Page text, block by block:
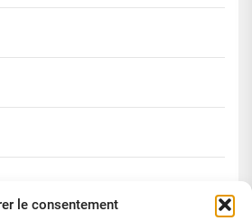
le consentement